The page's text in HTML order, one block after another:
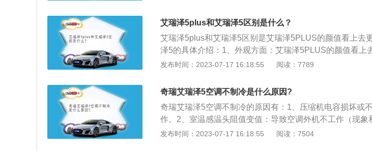
仪表盘、框架式仪表盘、通道式仪表盘、柜式仪表盘。作用
明，亦可附接控制台，有各种形式及规格，可按需要安装各
将各种仪表盘组合成一个整体。
艾瑞泽5plus和艾瑞泽5区别是什么？
艾瑞泽5plus和艾瑞泽5区别是艾瑞泽5PLUS的颜值看上去
泽5的具体介绍：1、外观方面：艾瑞泽5PLUS的颜值看上
轻人的审美。艾瑞泽5PLUS比艾瑞泽5长了108mm，高度
面：艾瑞泽5PLUS多出了前排侧气囊，疲劳驾驶提醒，倒
发布时间：2023-07-17 16:18:55 阅读：7789
奇瑞艾瑞泽5空调不制冷是什么原因?
奇瑞艾瑞泽5空调不制冷的原因有：1、压缩机电容损坏或
作。2、室温感温头阻值变值：导致空调外机不工作（现象
后停机一样）。3、内机或外机风扇损坏（电容坏的较多）
发布时间：2023-07-17 16:18:55 阅读：7504